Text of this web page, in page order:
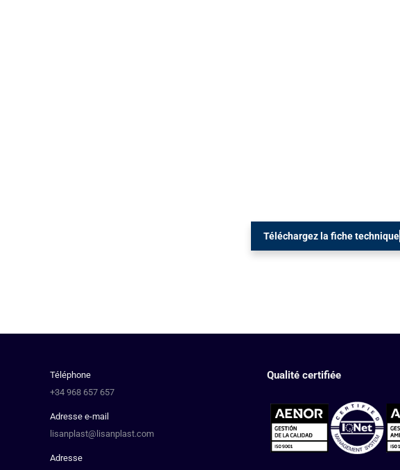
Téléchargez la fiche technique
Téléphone
+34 968 657 657
Adresse e-mail
lisanplast@lisanplast.com
Adresse
Qualité certifiée